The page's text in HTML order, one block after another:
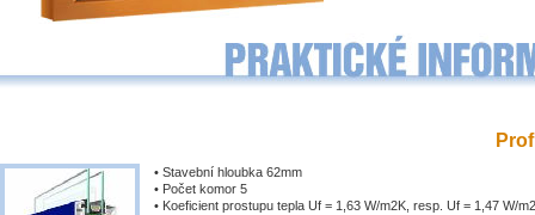
• Stavební hloubka 62mm
• Počet komor 5
• Koeficient prostupu tepla Uf = 1,63 W/m2K, resp. Uf = 1,47 W/